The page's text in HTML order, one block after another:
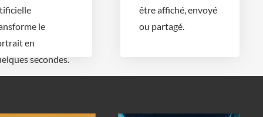
le
en
secondes.
être affiché, envoyé
ou partagé.